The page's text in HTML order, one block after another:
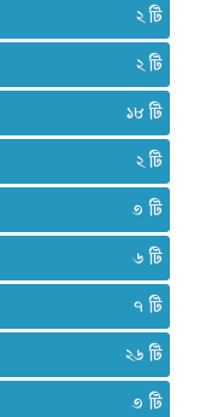
২
২
১৮
২
৩
৬
৭
২৬
৩